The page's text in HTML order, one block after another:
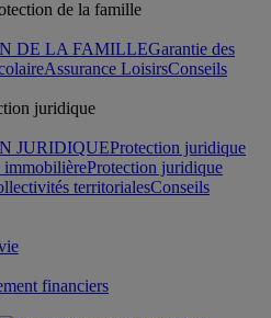
DE LA FAMILLEGarantie des
Assurance LoisirsConseils
JURIDIQUEProtection juridique
immobilièreProtection juridique
territorialesConseils